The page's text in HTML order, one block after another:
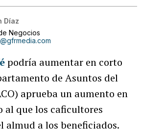
Díaz
Negocios
podría aumentar en corto
de Asuntos del
aprueba un aumento en
al que los caficultores
almud a los beneficiados.